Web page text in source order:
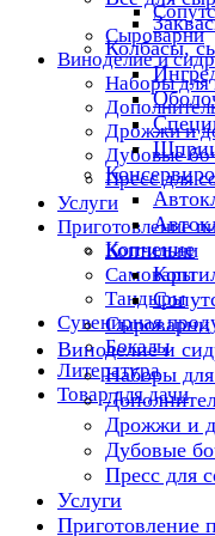
Сыроварни
Виноделие и сидр
Наборы для
Дрожжи и
Дубовые
Пресс для
Услуги
Приготовление
Коптильни
Самовары
Тандыры
Сувенирная
Бокалы
Литература
Товар для дачи
Колбасы,
Копчение
Сыроварни
Виноделие и
Наборы
Дрожжи и
Дубовые
Пресс для
Услуги
Приготовление